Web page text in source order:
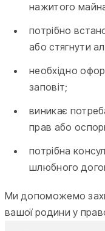
нажитого
потрібно
або стягнути
необхідно
заповіт;
виникає
прав або
потрібна
шлюбного
Ми допоможемо
вашої родини у